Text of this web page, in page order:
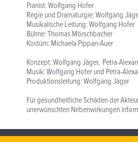
Pianist: Wolfgang Hofer
Regie und Dramaturgie: Wolfgang
Musikalische Leitung: Wolfgang Hofer
Bühne: Thomas Mörschbacher
Kostüm: Michaela Pippan-Auer
Konzept: Wolfgang Jäger, Petra-
Musik: Wolfgang Hofer und Petra-
Produktionsleitung: Wolfgang Jäger
Für gesundheitliche Schäden der
unerwünschten Nebenwirkungen